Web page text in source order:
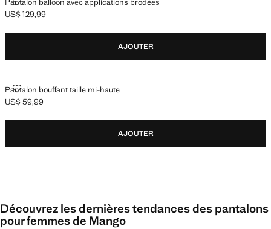
Pantalon balloon avec applications brodées
Prix actuel [US$ 129,99 ]
US$ 129,99
AJOUTER
Pantalon bouffant taille mi-haute
PANTALON BOUFFANT TAILLE MI-HAUTE
Prix actuel [US$ 59,99 ]
US$ 59,99
AJOUTER
Découvrez les dernières tendances des pantalons
pour femmes de Mango